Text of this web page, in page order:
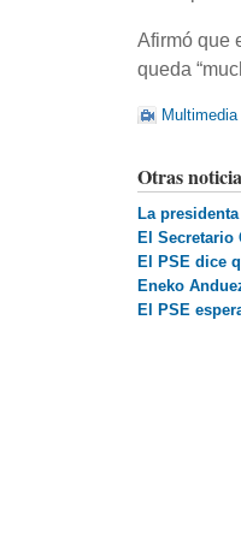
Afirmó que
queda
Multimedia
Otras
La
El Secretario
El PSE dice
Eneko
El PSE